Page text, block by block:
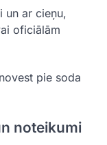
un ar cieņu,
oficiālām
pie soda
noteikumi